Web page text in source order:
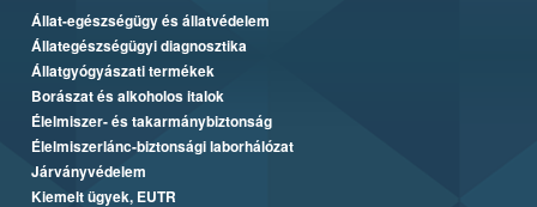
Állat-egészségügy és állatvédelem
Állategészségügyi diagnosztika
Állatgyógyászati termékek
Borászat és alkoholos italok
Élelmiszer- és takarmánybiztonság
Élelmiszerlánc-biztonsági laborhálózat
Járványvédelem
Kiemelt ügyek, EUTR